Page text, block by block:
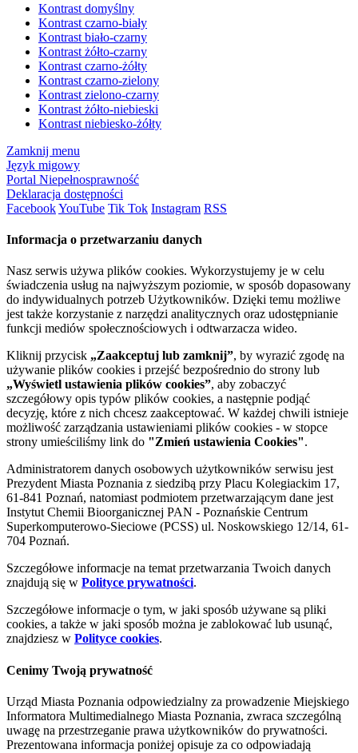
Kontrast domyślny
Kontrast czarno-biały
Kontrast biało-czarny
Kontrast żółto-czarny
Kontrast czarno-żółty
Kontrast czarno-zielony
Kontrast zielono-czarny
Kontrast żółto-niebieski
Kontrast niebiesko-żółty
Zamknij menu
Język migowy
Portal Niepełnosprawność
Deklaracja dostępności
FacebookYouTube Tik Tok Instagram RSS
Informacja o przetwarzaniu danych
Nasz serwis używa plików cookies. Wykorzystujemy je w celu
świadczenia usług na najwyższym poziomie, w sposób dopasowany
do indywidualnych potrzeb Użytkowników. Dzięki temu możliwe
jest także korzystanie z narzędzi analitycznych oraz udostępnianie
funkcji mediów społecznościowych i odtwarzacza wideo.
Kliknij przycisk „Zaakceptuj lub zamknij”, by wyrazić zgodę na
używanie plików cookies i przejść bezpośrednio do strony lub
„Wyświetl ustawienia plików cookies”, aby zobaczyć
szczegółowy opis typów plików cookies, a następnie podjąć
decyzję, które z nich chcesz zaakceptować. W każdej chwili istnieje
możliwość zarządzania ustawieniami plików cookies - w stopce
strony umieściliśmy link do "Zmień ustawienia Cookies".
Administratorem danych osobowych użytkowników serwisu jest
Prezydent Miasta Poznania z siedzibą przy Placu Kolegiackim 17,
61-841 Poznań, natomiast podmiotem przetwarzającym dane jest
Instytut Chemii Bioorganicznej PAN - Poznańskie Centrum
Superkomputerowo-Sieciowe (PCSS) ul. Noskowskiego 12/14, 61-
704 Poznań.
Szczegółowe informacje na temat przetwarzania Twoich danych
znajdują się w Polityce prywatności.
Szczegółowe informacje o tym, w jaki sposób używane są pliki
cookies, a także w jaki sposób można je zablokować lub usunąć,
znajdziesz w Polityce cookies.
Cenimy Twoją prywatność
Urząd Miasta Poznania odpowiedzialny za prowadzenie Miejskiego
Informatora Multimedialnego Miasta Poznania, zwraca szczególną
uwagę na przestrzeganie prawa użytkowników do prywatności.
Prezentowana informacja poniżej opisuje za co odpowiadają